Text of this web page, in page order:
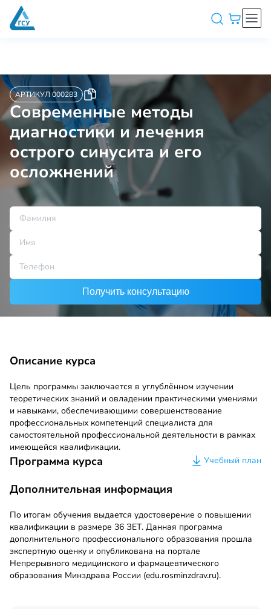
АРТИКУЛ 000283
Современные методы
диагностики и лечения
острого синусита и его
осложнений
Получить консультацию
Описание курса
Цель программы заключается в углублённом изучении
теоретических знаний и овладении практическими умениями
и навыками, обеспечивающими совершенствование
профессиональных компетенций специалиста для
самостоятельной профессиональной деятельности в рамках
имеющейся квалификации.
Программа курса Учебный план
Дополнительная информация
По итогам обучения выдается удостоверение о повышении
квалификации в размере 36 ЗЕТ. Данная программа
дополнительного профессионального образования прошла
экспертную оценку и опубликована на портале
Непрерывного медицинского и фармацевтического
образования Минздрава России (edu.rosminzdrav.ru).